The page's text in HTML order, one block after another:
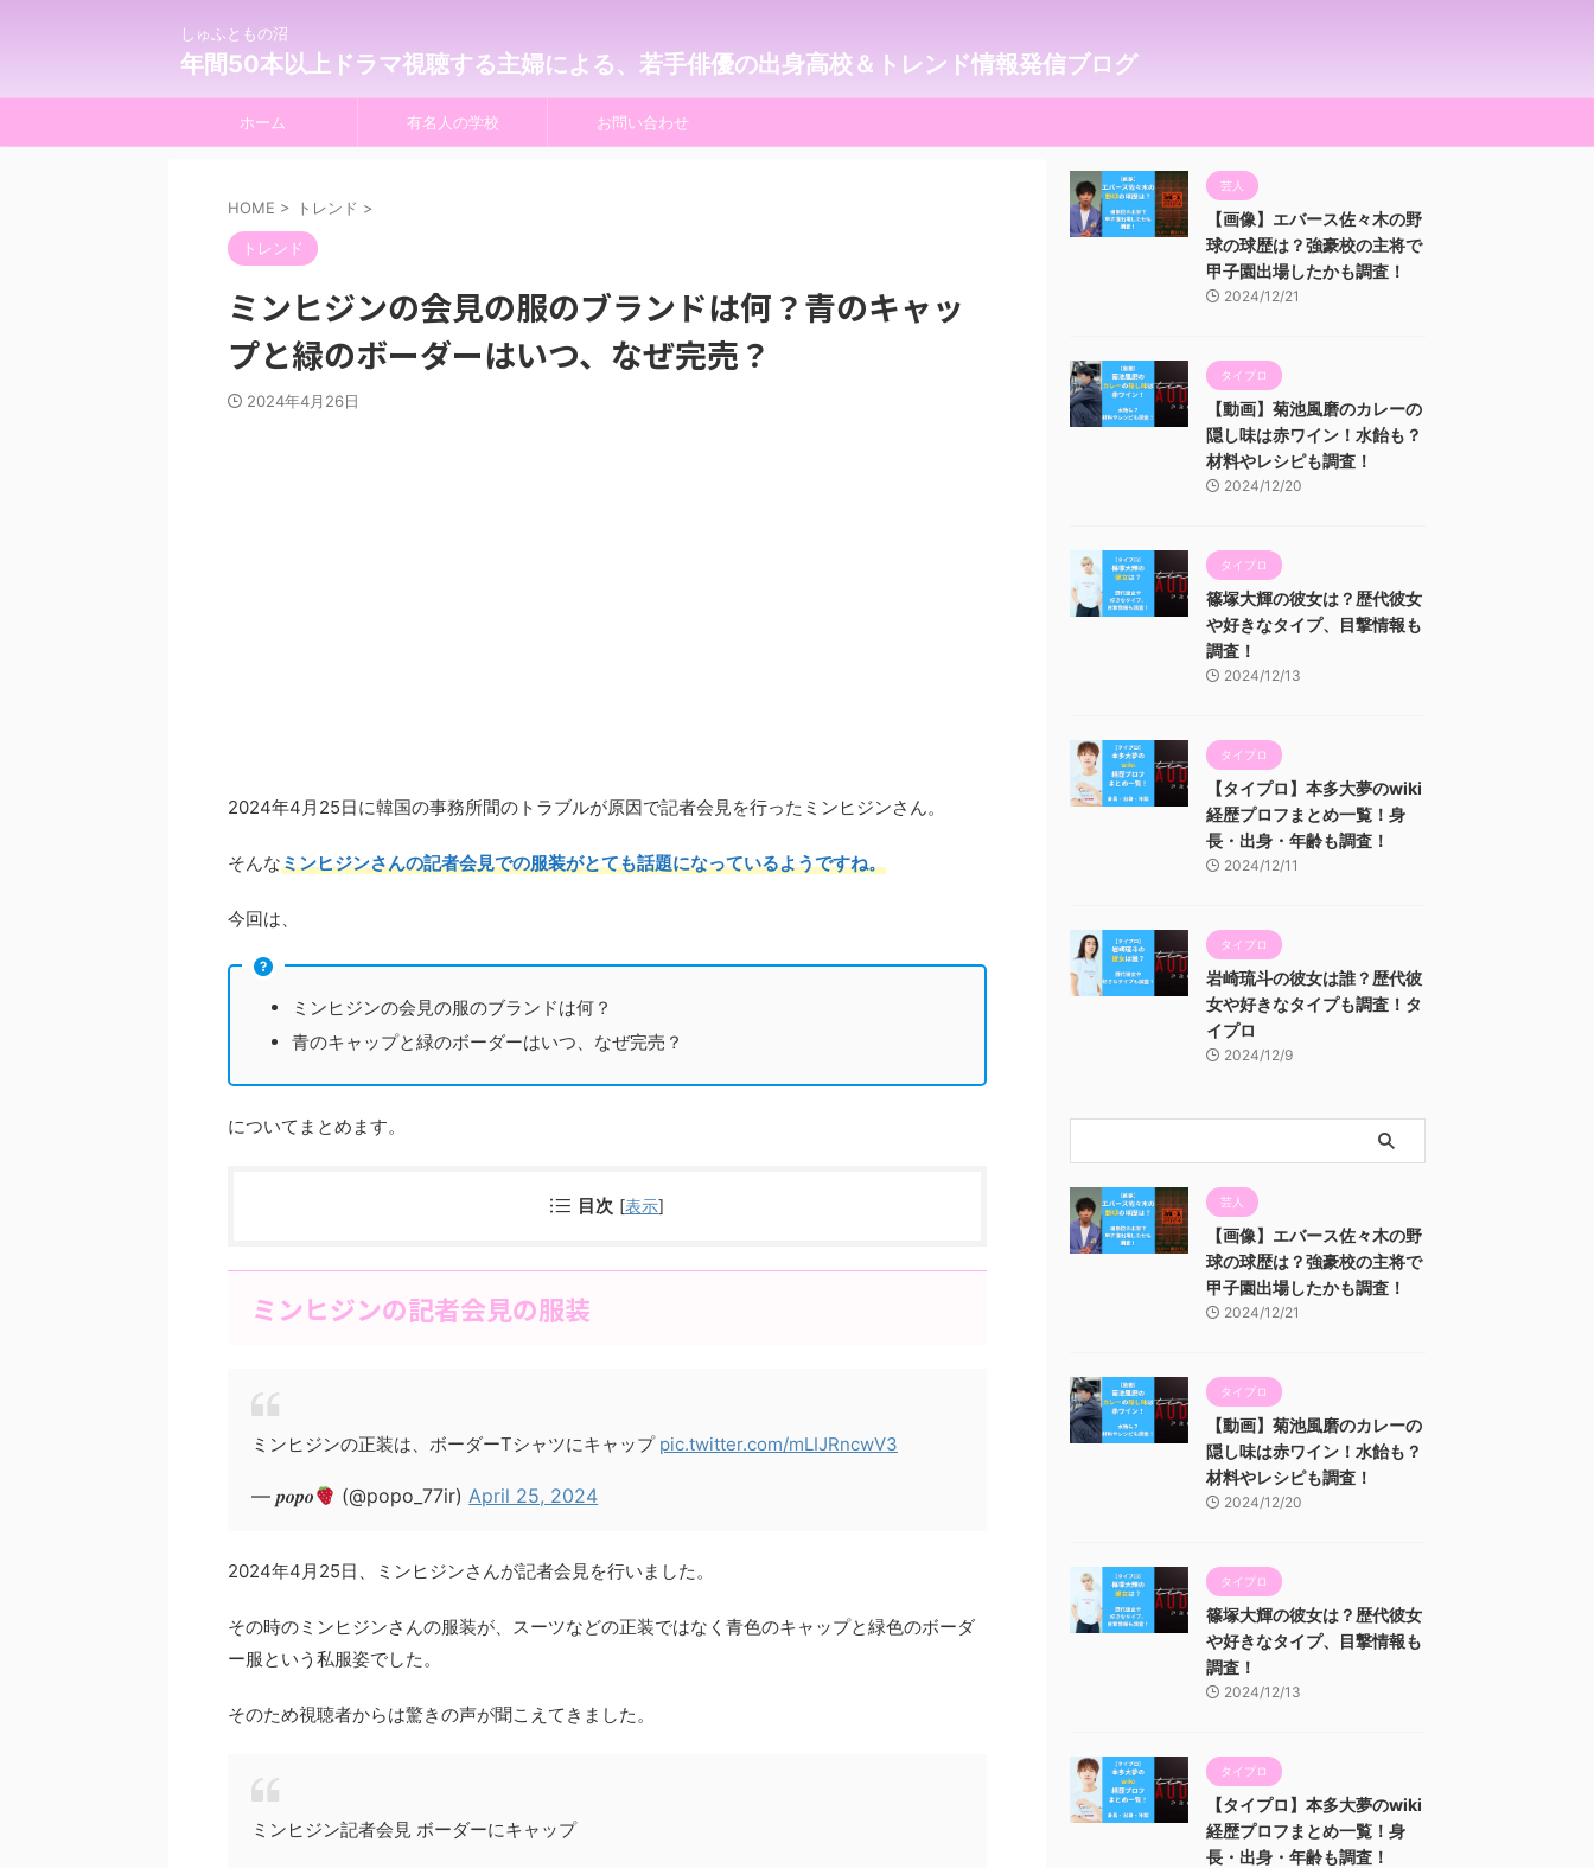
しゅふともの沼
年間50本以上ドラマ視聴する主婦による、若手俳優の出身高校＆トレンド情報発信ブログ
ホーム 有名人の学校 お問い合わせ
HOME > トレンド >
トレンド
ミンヒジンの会見の服のブランドは何？青のキャッ
プと緑のボーダーはいつ、なぜ完売？
2024年4月26日
2024年4月25日に韓国の事務所間のトラブルが原因で記者会見を行ったミンヒジンさん。
そんなミンヒジンさんの記者会見での服装がとても話題になっているようですね。
今回は、
ミンヒジンの会見の服のブランドは何？
青のキャップと緑のボーダーはいつ、なぜ完売？
についてまとめます。
目次 [表示]
ミンヒジンの記者会見の服装
ミンヒジンの正装は、ボーダーTシャツにキャップ pic.twitter.com/mLIJRncwV3
— 𝒑𝒐𝒑𝒐 (@popo_77ir)April 25, 2024
2024年4月25日、ミンヒジンさんが記者会見を行いました。
その時のミンヒジンさんの服装が、スーツなどの正装ではなく青色のキャップと緑色のボーダ
ー服という私服姿でした。
そのため視聴者からは驚きの声が聞こえてきました。
ミンヒジン記者会見 ボーダーにキャップ
芸人
【画像】エバース佐々木の野
球の球歴は？強豪校の主将で
甲子園出場したかも調査！
2024/12/21
タイプロ
【動画】菊池風磨のカレーの
隠し味は赤ワイン！水飴も？
材料やレシピも調査！
2024/12/20
タイプロ
篠塚大輝の彼女は？歴代彼女
や好きなタイプ、目撃情報も
調査！
2024/12/13
タイプロ
【タイプロ】本多大夢のwiki
経歴プロフまとめ一覧！身
長・出身・年齢も調査！
2024/12/11
タイプロ
岩崎琉斗の彼女は誰？歴代彼
女や好きなタイプも調査！タ
イプロ
2024/12/9
芸人
【画像】エバース佐々木の野
球の球歴は？強豪校の主将で
甲子園出場したかも調査！
2024/12/21
タイプロ
【動画】菊池風磨のカレーの
隠し味は赤ワイン！水飴も？
材料やレシピも調査！
2024/12/20
タイプロ
篠塚大輝の彼女は？歴代彼女
や好きなタイプ、目撃情報も
調査！
2024/12/13
タイプロ
【タイプロ】本多大夢のwiki
経歴プロフまとめ一覧！身
長・出身・年齢も調査！